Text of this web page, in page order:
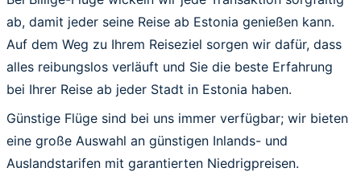
ab, damit jeder seine Reise ab Estonia genießen kann.
Auf dem Weg zu Ihrem Reiseziel sorgen wir dafür, dass
alles reibungslos verläuft und Sie die beste Erfahrung
bei Ihrer Reise ab jeder Stadt in Estonia haben.
Günstige Flüge sind bei uns immer verfügbar; wir bieten
eine große Auswahl an günstigen Inlands- und
Auslandstarifen mit garantierten Niedrigpreisen.